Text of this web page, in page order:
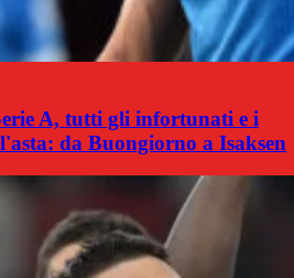
A, tutti gli infortunati e i
da Buongiorno a Isaksen